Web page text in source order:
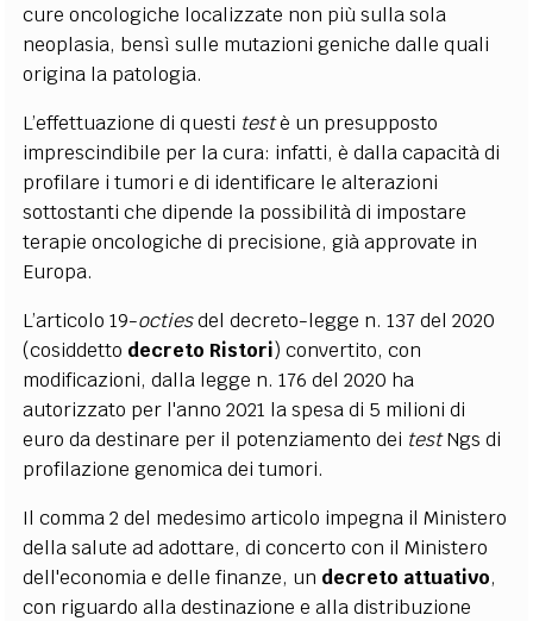
cure oncologiche localizzate non più sulla sola
neoplasia, bensì sulle mutazioni geniche dalle quali
origina la patologia.
L’effettuazione di questi testè un presupposto
imprescindibile per la cura: infatti, è dalla capacità di
profilare i tumori e di identificare le alterazioni
sottostanti che dipende la possibilità di impostare
terapie oncologiche di precisione, già approvate in
Europa.
L’articolo 19-octiesdel decreto-legge n. 137 del 2020
(cosiddetto decreto Ristori) convertito, con
modificazioni, dalla legge n. 176 del 2020 ha
autorizzato per l'anno 2021 la spesa di 5 milioni di
euro da destinare per il potenziamento dei testNgs di
profilazione genomica dei tumori.
Il comma 2 del medesimo articolo impegna il Ministero
della salute ad adottare, di concerto con il Ministero
dell'economia e delle finanze, un decreto attuativo,
con riguardo alla destinazione e alla distribuzione